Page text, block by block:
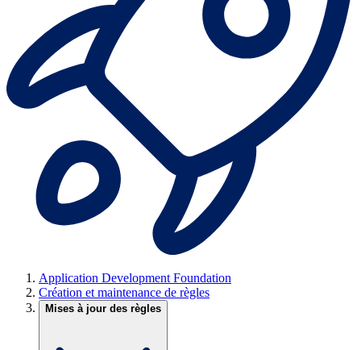
Application Development Foundation
Création et maintenance de règles
Mises à jour des règles